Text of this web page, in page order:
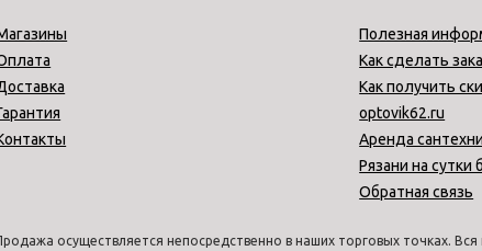
Полезная
Как сделать
Как получить
optovik62.ru
Аренда
Рязани на сутки
Обратная связь
осуществляется непосредственно в наших торговых точках.